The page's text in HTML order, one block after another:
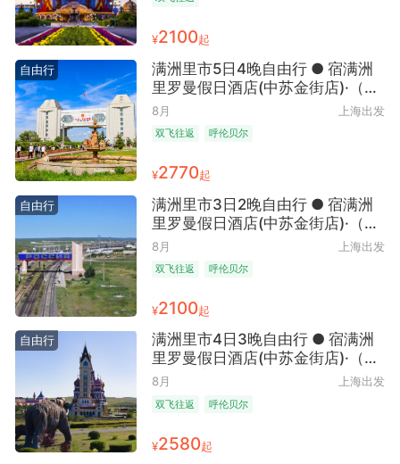
¥2100起
自由行
满洲里市5日4晚自由行 ● 宿满洲
里罗曼假日酒店(中苏金街店)·（异
域风情+中俄交融）
8月 上海出发
双飞往返 呼伦贝尔
¥2770起
自由行
满洲里市3日2晚自由行 ● 宿满洲
里罗曼假日酒店(中苏金街店)·（异
域风情+边境明珠）
8月 上海出发
双飞往返 呼伦贝尔
¥2100起
自由行
满洲里市4日3晚自由行 ● 宿满洲
里罗曼假日酒店(中苏金街店)·（中
俄风情交融地）
8月 上海出发
双飞往返 呼伦贝尔
¥2580起